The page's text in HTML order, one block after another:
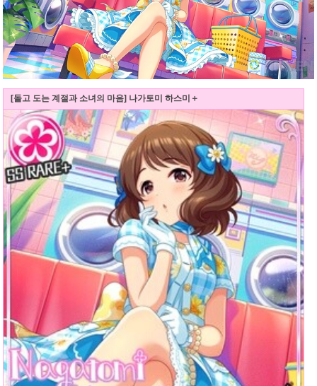
[돌고 도는 계절과 소녀의 마음] 나가토미 하스미＋